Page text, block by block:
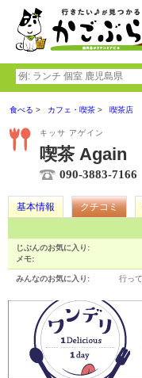
食べる カフェ・喫茶 喫茶店
キッサ アゲイン
喫茶 Again
090-3883-7166
基本情報 クチコミ
じぶんのお気に入り:
メモ:
みんなのお気に入り: 行っ